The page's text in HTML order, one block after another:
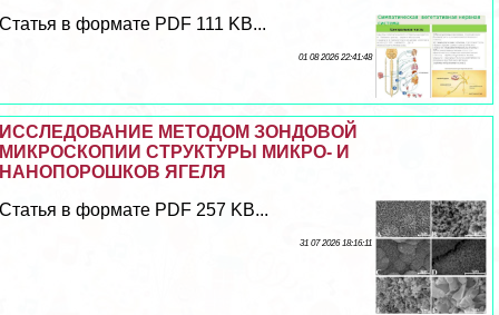
Статья в формате PDF 111 KB...
01 08 2026 22:41:48
ИССЛЕДОВАНИЕ МЕТОДОМ ЗОНДОВОЙ
МИКРОСКОПИИ СТРУКТУРЫ МИКРО- И
НАНОПОРОШКОВ ЯГЕЛЯ
Статья в формате PDF 257 KB...
31 07 2026 18:16:11